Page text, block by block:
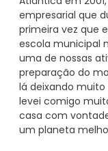
empresarial que
primeira vez que
escola municipal
uma de nossas
preparação do
lá deixando muito
levei comigo
casa com
um planeta